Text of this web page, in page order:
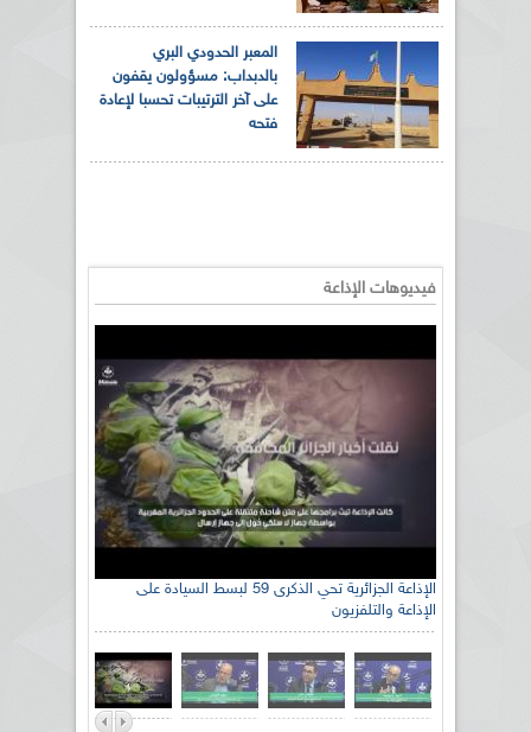
المعبر الحدودي البري
بالدبداب: مسؤولون يقفون
على آخر الترتيبات تحسبا لإعادة
فتحه
فيديوهات الإذاعة
الإذاعة الجزائرية تحي الذكرى 59 لبسط السيادة على
الإذاعة والتلفزيون